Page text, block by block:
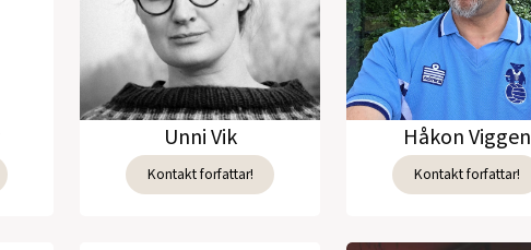
Unni Vik
Kontakt forfattar!
Håkon Viggen
Kontakt forfattar!